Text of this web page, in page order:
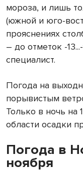
мороза, и лишь
(южной и юго-
прояснениях
– до отметок -
специалист.
Погода на
порывистым
Только в ночь на
области осадки
Погода в
ноября